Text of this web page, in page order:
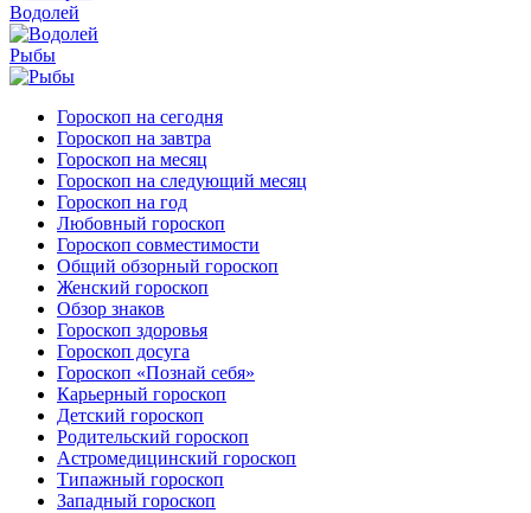
Водолей
Рыбы
Гороскоп на сегодня
Гороскоп на завтра
Гороскоп на месяц
Гороскоп на следующий месяц
Гороскоп на год
Любовный гороскоп
Гороскоп совместимости
Общий обзорный гороскоп
Женский гороскоп
Обзор знаков
Гороскоп здоровья
Гороскоп досуга
Гороскоп «Познай себя»
Карьерный гороскоп
Детский гороскоп
Родительский гороскоп
Астромедицинский гороскоп
Типажный гороскоп
Западный гороскоп